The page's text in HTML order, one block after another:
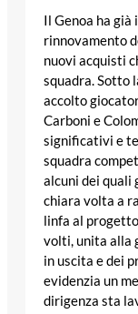
Il Genoa ha
rinnovamento
nuovi acquisti
squadra. Sotto
accolto
Carboni e
significativi e
squadra
alcuni dei quali
chiara volta a
linfa al
volti, unita alla
in uscita e dei
evidenzia un
dirigenza sta